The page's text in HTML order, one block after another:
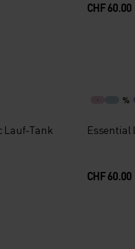
CHF 60.00
Lauf-Tank
%
Essential
CHF 60.00